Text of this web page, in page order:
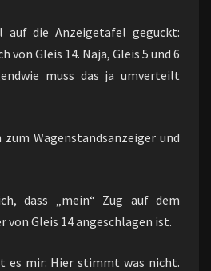
auf die Anzeigetafel geguckt:
von Gleis 14. Naja, Gleis 5 und 6
muss das ja umverteilt
Wagenstandsanzeiger und
dass „mein“ Zug auf dem
von Gleis 14 angeschlagen ist.
es mir: Hier stimmt was nicht.